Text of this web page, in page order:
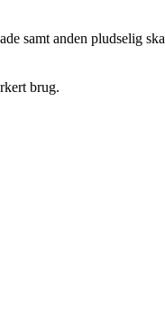
samt anden pludselig
brug.